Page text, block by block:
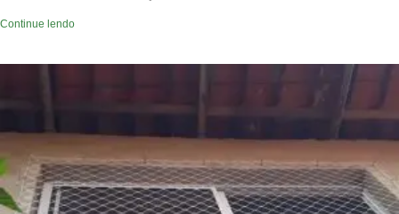
Continue lendo